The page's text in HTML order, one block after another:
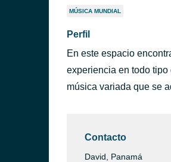
MÚSICA MUNDIAL
Perfil
En este espacio
experiencia en todo
música variada que se
Contacto
David, Panamá